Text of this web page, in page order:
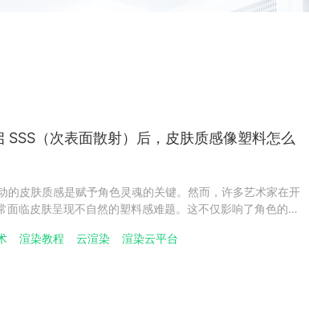
SSS（次表面散射）后，皮肤质感像塑料怎么
的皮肤质感是赋予角色灵魂的关键。然而，许多艺术家在开
面临皮肤呈现不自然的塑料感难题。这不仅影响了角色的真
能力，可以高效地进行多轮参数测试，找到皮肤质感表现的
渲染教程 云渲染 渲染云平台